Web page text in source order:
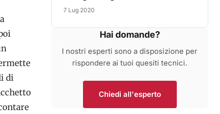
di
7 Lug 2020
Hai domande?
I nostri esperti sono a disposizione per
rispondere ai tuoi quesiti tecnici.
Chiedi all'esperto